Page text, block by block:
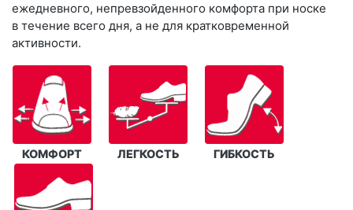
ежедневного, непревзойденного комфорта при носке
в течение всего дня, а не для кратковременной
активности.
КОМФОРТ ЛЕГКОСТЬ ГИБКОСТЬ